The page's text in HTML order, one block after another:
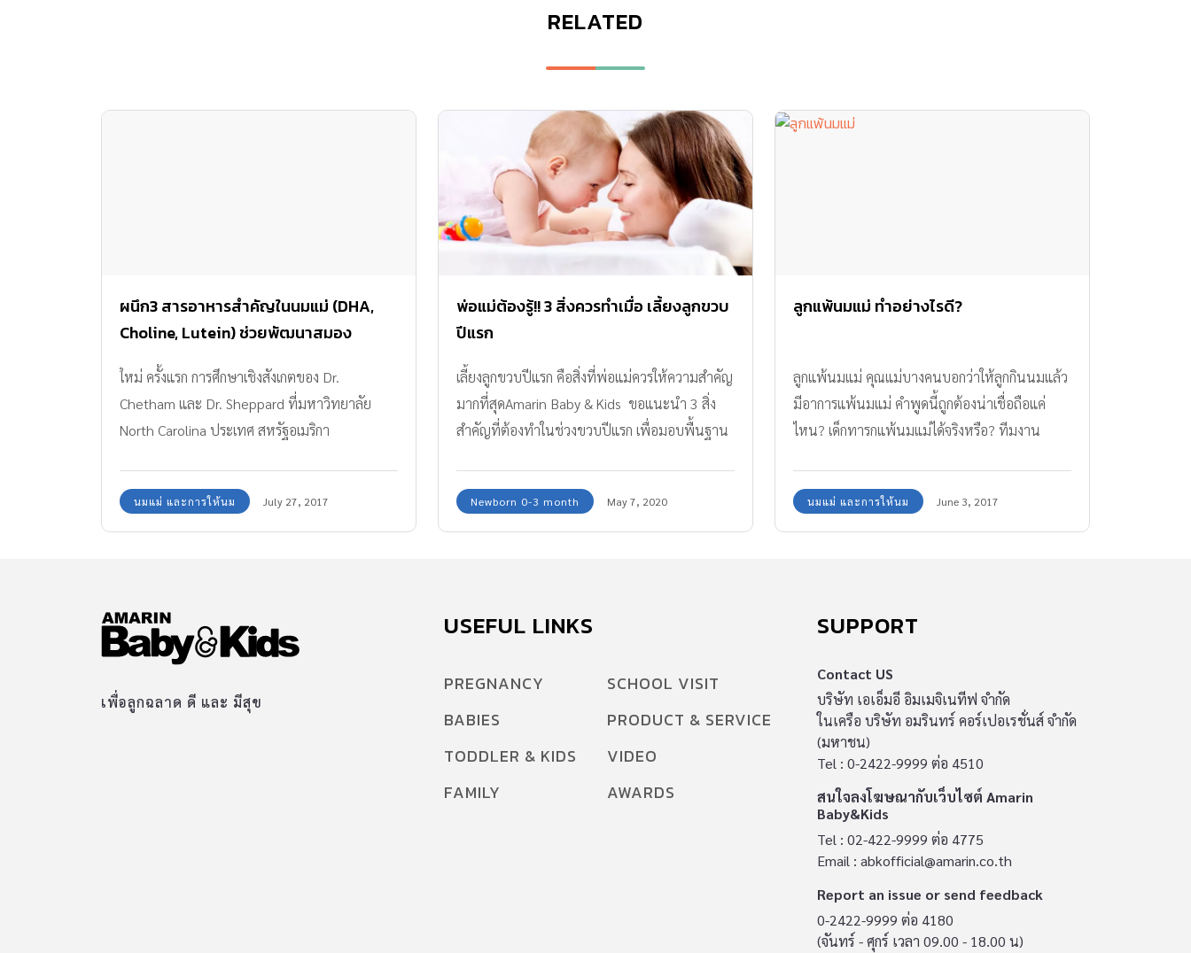
RELATED
ผนึก3 สารอาหารสำคัญในนมแม่ (DHA,
Choline, Lutein) ช่วยพัฒนาสมอง
ใหม่ ครั้งแรก การศึกษาเชิงสังเกตของ Dr.
Chetham และ Dr. Sheppard ที่มหาวิทยาลัย
North Carolina ประเทศ สหรัฐอเมริกา
จำของทารกอายุ 6 เดือน โดยการวิเคราะห์สาร
อาหารสำคัญ ในน้ำนมแม่ที่ให้นมบุตรที่อายุ 3 -4
สัมพันธ์ของผลการทำงานร่วมกันของ DHA
Choline Lutein กับความจำทารก ผลการศึกษา
แสดงความสัมพันธ์ของทำงานร่วมกัน 3 สาร
อาหารในนมแม่ที่มี 3 สารอาหารในปริมาณที่สูง
นมแม่ และการให้นม July 27, 2017
พ่อแม่ต้องรู้!! 3 สิ่งควรทำเมื่อ เลี้ยงลูกขวบ
ปีแรก
เลี้ยงลูกขวบปีแรก คือสิ่งที่พ่อแม่ควรให้ความสำคัญ
มากที่สุดAmarin Baby & Kids ขอแนะนำ 3 สิ่ง
สำคัญที่ต้องทำในช่วงขวบปีแรก เพื่อมอบพื้นฐาน
Newborn 0-3 month May 7, 2020
ลูกแพ้นมแม่ ทำอย่างไรดี?
ลูกแพ้นมแม่ คุณแม่บางคนบอกว่าให้ลูกกินนมแล้ว
มีอาการแพ้นมแม่ คำพูดนี้ถูกต้องน่าเชื่อถือแค่
ไหน? เด็กทารกแพ้นมแม่ได้จริงหรือ? ทีมงาน
นมแม่ และการให้นม June 3, 2017
เพื่อลูกฉลาด ดี และ มีสุข
USEFUL LINKS
PREGNANCY
BABIES
TODDLER & KIDS
FAMILY
SCHOOL VISIT
PRODUCT & SERVICE
VIDEO
AWARDS
SUPPORT
Contact US
บริษัท เอเอ็มอี อิมเมจิเนทีฟ จำกัด
ในเครือ บริษัท อมรินทร์ คอร์เปอเรชั่นส์ จำกัด
(มหาชน)
Tel : 0-2422-9999 ต่อ 4510
สนใจลงโฆษณากับเว็บไซต์ Amarin
Baby&Kids
Tel : 02-422-9999 ต่อ 4775
Email : abkofficial@amarin.co.th
Report an issue or send feedback
0-2422-9999 ต่อ 4180
(จันทร์ - ศุกร์ เวลา 09.00 - 18.00 น)